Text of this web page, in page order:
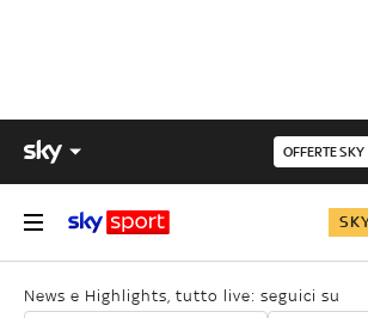
OFFERTE SKY
News e Highlights, tutto live: seguici su